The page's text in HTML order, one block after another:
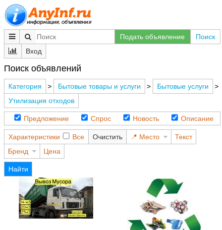
Подать объявление
Поиск
Вход
Поиск объявлений
Категория > Бытовые товары и услуги > Бытовые услуги
>
Утилизация отходов
Предложение Спрос Новость Описание
Характеристики Все Очистить Место
Текст
Бренд
Цена
Найти